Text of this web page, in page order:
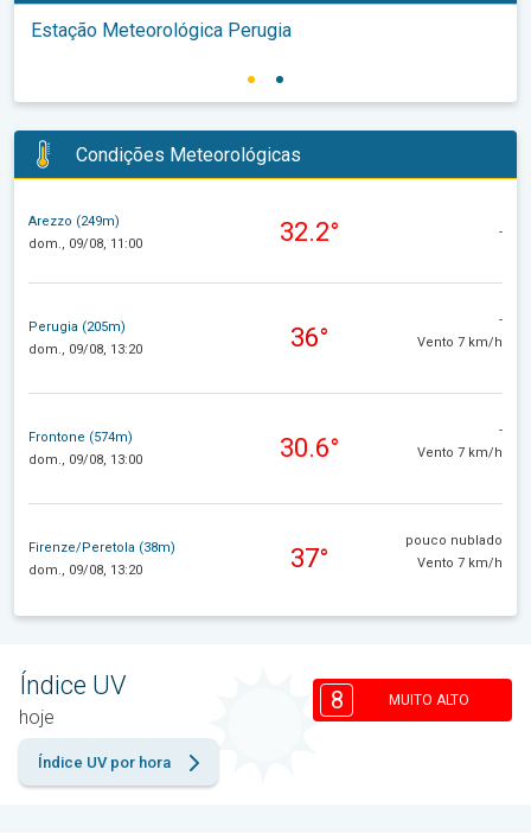
Estação Meteorológica Perugia
Condições Meteorológicas
Arezzo (249m)
dom., 09/08, 11:00
32.2° -
Perugia (205m)
dom., 09/08, 13:20
36°
-
Vento 7 km/h
Frontone (574m)
dom., 09/08, 13:00
30.6°
-
Vento 7 km/h
Firenze/Peretola (38m)
dom., 09/08, 13:20
37°
pouco nublado
Vento 7 km/h
Índice UV
hoje
8 MUITO ALTO
Índice UV por hora